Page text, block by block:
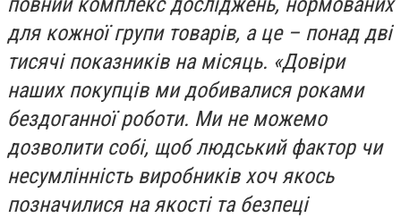
для кожної групи товарів, а це – понад дві
тисячі показників на місяць. «Довіри
наших покупців ми добивалися роками
бездоганної роботи. Ми не можемо
дозволити собі, щоб людський фактор чи
несумлінність виробників хоч якось
позначилися на якості та безпеці